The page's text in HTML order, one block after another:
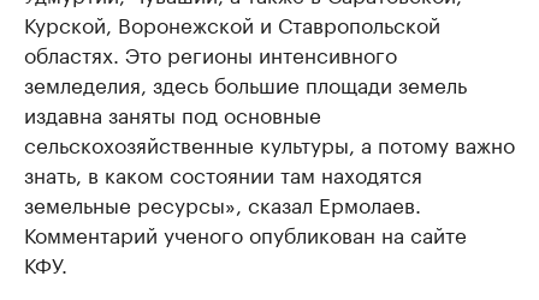
Курской, Воронежской и Ставропольской
областях. Это регионы интенсивного
земледелия, здесь большие площади земель
издавна заняты под основные
сельскохозяйственные культуры, а потому важно
знать, в каком состоянии там находятся
земельные ресурсы», сказал Ермолаев.
Комментарий ученого опубликован на сайте
КФУ.